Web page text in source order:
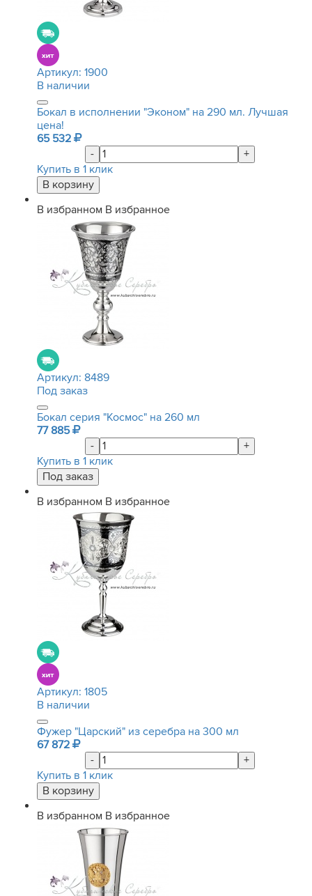
Артикул: 1900
В наличии
Бокал в исполнении "Эконом" на 290 мл. Лучшая
цена!
65 532
-
+
Купить в 1 клик
В избранном В избранное
Артикул: 8489
Под заказ
Бокал серия "Космос" на 260 мл
77 885
-
+
Купить в 1 клик
В избранном В избранное
Артикул: 1805
В наличии
Фужер "Царский" из серебра на 300 мл
67 872
-
+
Купить в 1 клик
В избранном В избранное